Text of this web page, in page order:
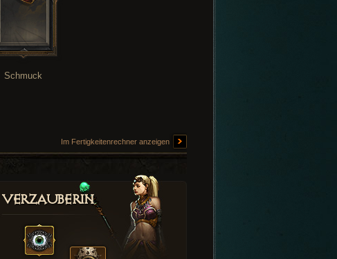
Schmuck
Im Fertigkeitenrechner anzeigen
Verzauberin